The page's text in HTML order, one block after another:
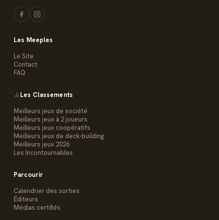
Les Meeples
Le Site
Contact
FAQ
Les Classements
Meilleurs jeux de société
Meilleurs jeux à 2 joueurs
Meilleurs jeux coopératifs
Meilleurs jeux de deck-building
Meilleurs jeux 2026
Les Incontournables
Parcourir
Calendrier des sorties
Éditeurs
Médias certifiés